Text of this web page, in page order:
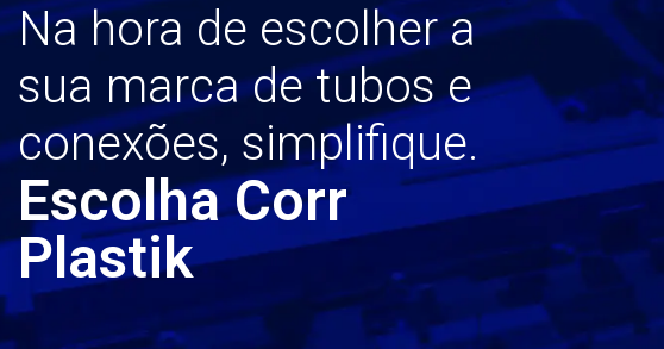
Na hora de escolher a
sua marca de tubos e
conexões, simplifique.
Escolha Corr
Plastik